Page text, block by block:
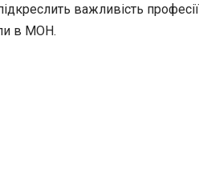
важливість професії
в МОН.